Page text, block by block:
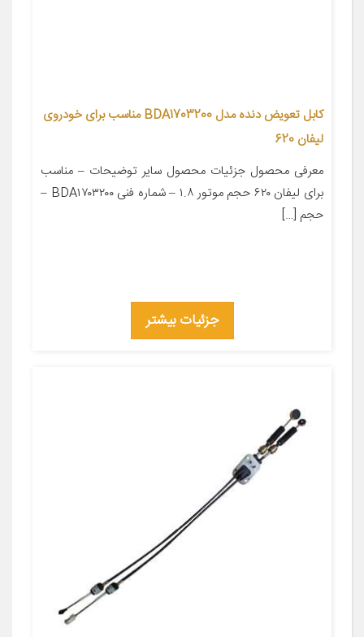
کابل تعویض دنده مدل BDA1703200 مناسب برای خودروی
لیفان 620
معرفی محصول جزئیات محصول سایر توضیحات – مناسب
برای لیفان ۶۲۰ حجم موتور ۱.۸ – شماره فنی BDA۱۷۰۳۲۰۰ –
حجم […]
جزئیات بیشتر